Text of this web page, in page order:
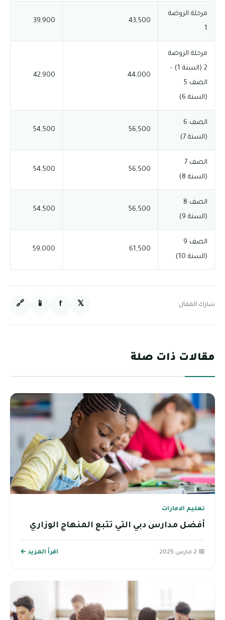
مرحلة الروضة
1
43,500
39,900
مرحلة الروضة
2 (السنة 1) –
الصف 5
(السنة 6)
44,000
42,900
الصف 6
(السنة 7)
56,500
54,500
الصف 7
(السنة 8)
56,500
54,500
الصف 8
(السنة 9)
56,500
54,500
الصف 9
(السنة 10)
61,500
59,000
شارك المقال: 𝕏
f
📱
🔗
مقالات ذات صلة
تعليم الامارات
أفضل مدارس دبي التي تتبع المنهاج الوزاري
📅 2 مارس 2025 اقرأ المزيد ←